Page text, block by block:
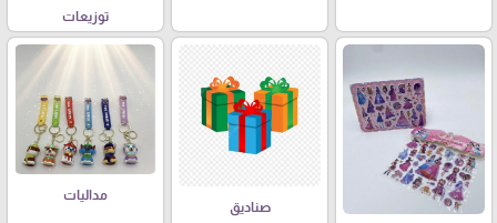
توزيعات
صناديق
مداليات